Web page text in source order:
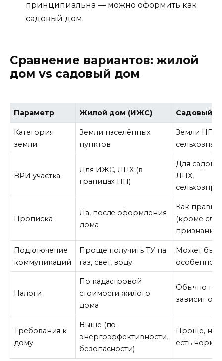
принципиальна — можно оформить как
садовый дом.
Сравнение вариантов: жилой
дом vs садовый дом
Параметр Жилой дом (ИЖС) Садовый
Категория
земли
Земли населённых
пунктов
Земли НП
ВРИ участка
Для ИЖС, ЛПХ (в
границах НП)
Для
ЛПХ,
Прописка
Да, после оформления
дома
Как
(кроме
Подключение
коммуникаций
Проще получить ТУ на
газ, свет, воду
Может
особенно
Налоги
По кадастровой
стоимости жилого
дома
Обычно
зависит от
Требования к
дому
Выше (по
энергоэффективности,
безопасности)
Проще, но
есть нормы